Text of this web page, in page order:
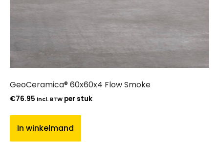
GeoCeramica® 60x60x4 Flow Smoke
€76.95 incl. BTW per stuk
In winkelmand